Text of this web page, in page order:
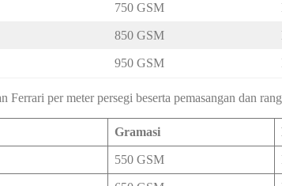
750 GSM
850 GSM
950 GSM
Ferrari per meter persegi beserta pemasangan dan
Gramasi
550 GSM